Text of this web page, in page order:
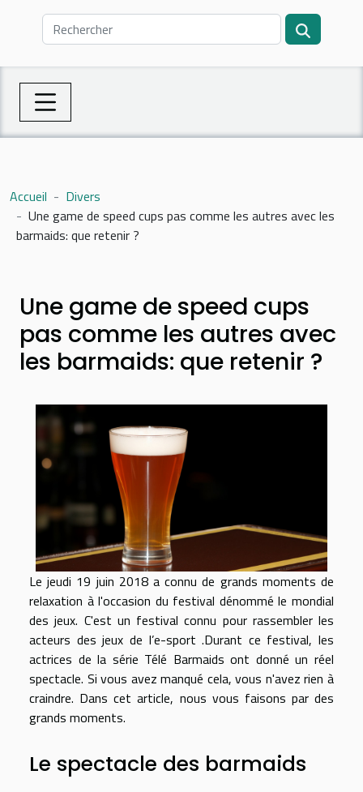
Accueil
Divers
Une game de speed cups pas comme les autres avec les
barmaids: que retenir ?
Une game de speed cups
pas comme les autres avec
les barmaids: que retenir ?
Le jeudi 19 juin 2018 a connu de grands moments de
relaxation à l'occasion du festival dénommé le mondial
des jeux. C'est un festival connu pour rassembler les
acteurs des jeux de l’e-sport .Durant ce festival, les
actrices de la série Télé Barmaids ont donné un réel
spectacle. Si vous avez manqué cela, vous n'avez rien à
craindre. Dans cet article, nous vous faisons par des
grands moments.
Le spectacle des barmaids